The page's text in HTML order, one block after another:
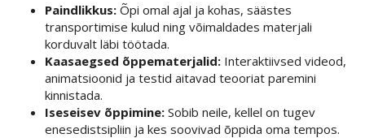
Paindlikkus: Õpi omal ajal ja kohas, säästes
transportimise kulud ning võimaldades materjali
korduvalt läbi töötada.
Kaasaegsed õppematerjalid: Interaktiivsed videod,
animatsioonid ja testid aitavad teooriat paremini
kinnistada.
Iseseisev õppimine: Sobib neile, kellel on tugev
enesedistsipliin ja kes soovivad õppida oma tempos.